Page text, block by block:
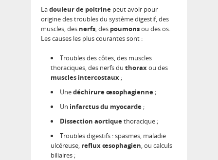
Ladouleur de poitrine peut avoir pour
origine des troubles du système digestif, des
muscles, des nerfs, des poumonsou des os.
Les causes les plus courantes sont :
Troubles des côtes, des muscles
thoraciques, des nerfs du thoraxou des
muscles intercostaux ;
Unedéchirure œsophagienne ;
Un infarctus du myocarde ;
Dissection aortiquethoracique ;
Troubles digestifs : spasmes, maladie
ulcéreuse, reflux œsophagien, ou calculs
biliaires ;